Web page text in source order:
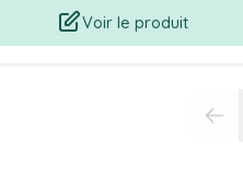
Voir le produit